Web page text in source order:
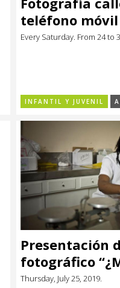
teléfono móvil
Every Saturday. From 24 to
INFANTIL Y JUVENIL
Presentación
fotográfico
Ciudadanas
Thursday, July 25, 2019.